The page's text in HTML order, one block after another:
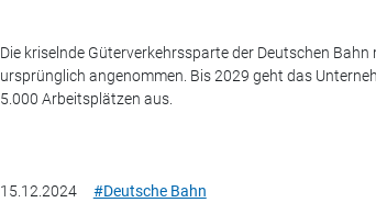
Die kriselnde Güterverkehrssparte der Deutschen
ursprünglich angenommen. Bis 2029 geht das
5.000 Arbeitsplätzen aus.
15.12.2024 #Deutsche Bahn